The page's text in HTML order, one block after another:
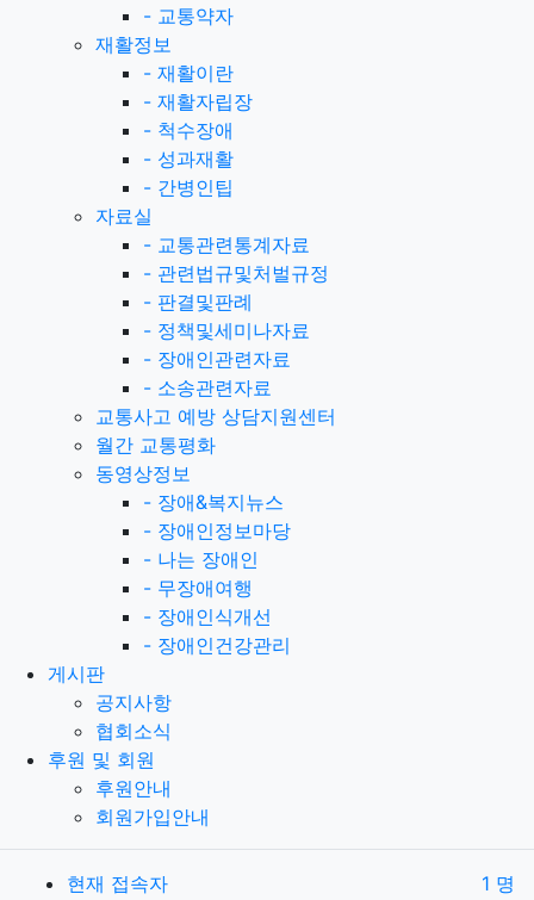
- 교통약자
재활정보
- 재활이란
- 재활자립장
- 척수장애
- 성과재활
- 간병인팁
자료실
- 교통관련통계자료
- 관련법규및처벌규정
- 판결및판례
- 정책및세미나자료
- 장애인관련자료
- 소송관련자료
교통사고 예방 상담지원센터
월간 교통평화
동영상정보
- 장애&복지뉴스
- 장애인정보마당
- 나는 장애인
- 무장애여행
- 장애인식개선
- 장애인건강관리
게시판
공지사항
협회소식
후원 및 회원
후원안내
회원가입안내
현재 접속자 1 명